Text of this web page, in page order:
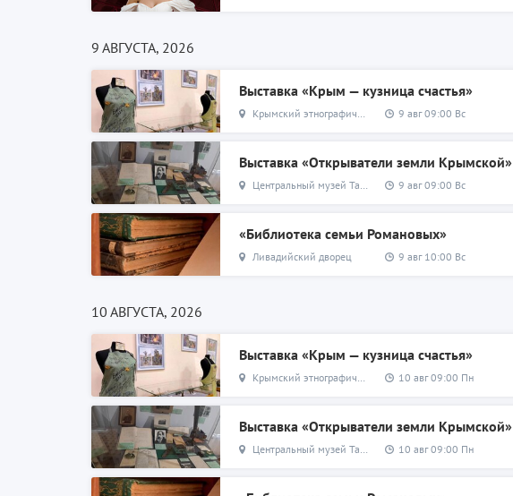
9 АВГУСТА, 2026
Выставка «Крым — кузница счастья»
Крымский этнографический музей 9 авг 09:00 Вс
Выставка «Открыватели земли Крымской»
Центральный музей Тавриды 9 авг 09:00 Вс
«Библиотека семьи Романовых»
Ливадийский дворец 9 авг 10:00 Вс
10 АВГУСТА, 2026
Выставка «Крым — кузница счастья»
Крымский этнографический музей 10 авг 09:00 Пн
Выставка «Открыватели земли Крымской»
Центральный музей Тавриды 10 авг 09:00 Пн